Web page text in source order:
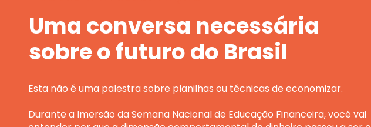
Uma conversa necessária
sobre o futuro do Brasil
Esta não é uma palestra sobre planilhas ou técnicas de economizar.
Durante a Imersão da Semana Nacional de Educação Financeira, você vai